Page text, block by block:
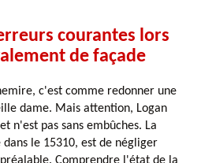
courantes lors
de façade
c'est comme redonner une
dame. Mais attention, Logan
n'est pas sans embûches. La
le 15310, est de négliger